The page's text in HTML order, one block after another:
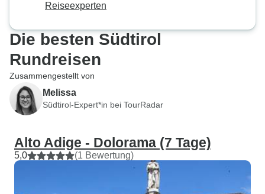
Reiseexperten
Die besten Südtirol
Rundreisen
Zusammengestellt von
Melissa
Südtirol-Expert*in bei TourRadar
Alto Adige - Dolorama (7 Tage)
5,0 (1 Bewertung)